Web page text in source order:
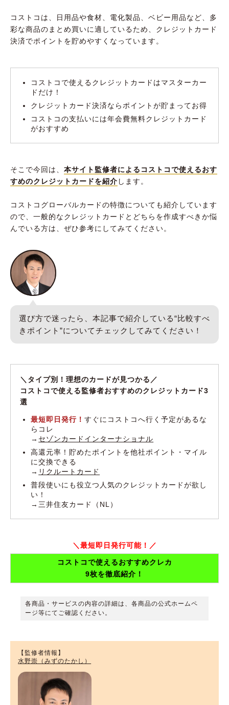
コストコは、日用品や食材、電化製品、ベビー用品など、多
彩な商品のまとめ買いに適しているため、クレジットカード
決済でポイントを貯めやすくなっています。
コストコで使えるクレジットカードはマスターカー
ドだけ！
クレジットカード決済ならポイントが貯まってお得
コストコの支払いには年会費無料クレジットカード
がおすすめ
そこで今回は、 本サイト監修者によるコストコで使えるおす
すめのクレジットカードを紹介 します。
コストコグローバルカードの特徴についても紹介しています
ので、一般的なクレジットカードとどちらを作成すべきか悩
んでいる方は、ぜひ参考にしてみてください。
選び方で迷ったら、本記事で紹介している“比較すべ
きポイント”についてチェックしてみてください！
＼タイプ別！理想のカードが見つかる／
コストコで使える監修者おすすめのクレジットカード3
選
最短即日発行！すぐにコストコへ行く予定があるな
らコレ
→ セゾンカードインターナショナル
高還元率！貯めたポイントを他社ポイント・マイル
に交換できる
→ リクルートカード
普段使いにも役立つ人気のクレジットカードが欲し
い！
→三井住友カード（NL）
＼最短即日発行可能！／
コストコで使えるおすすめクレカ
9枚を徹底紹介！
各商品・サービスの内容の詳細は、各商品の公式ホームペ
ージ等にてご確認ください。
【監修者情報】
水野崇（みずのたかし）